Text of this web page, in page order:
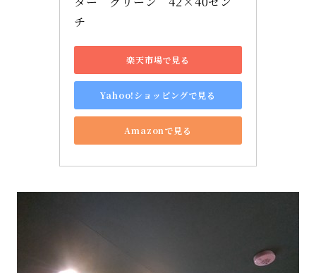
チ
楽天市場で見る
Yahoo!ショッピングで見る
Amazonで見る